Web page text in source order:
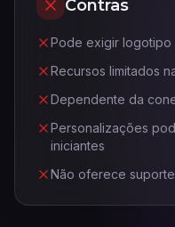
Contras
Pode exigir logotipo
Recursos limitados
Dependente da
Personalizações
iniciantes
Não oferece